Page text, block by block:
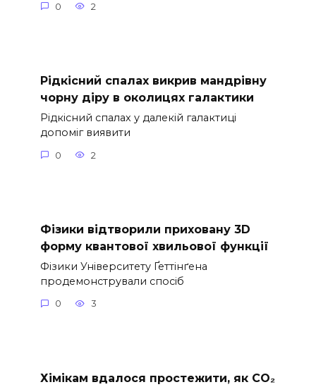
0 2
Рідкісний спалах викрив мандрівну
чорну діру в околицях галактики
Рідкісний спалах у далекій галактиці
допоміг виявити
0 2
Фізики відтворили приховану 3D
форму квантової хвильової функції
Фізики Університету Ґеттінґена
продемонстрували спосіб
0 3
Хімікам вдалося простежити, як CO₂